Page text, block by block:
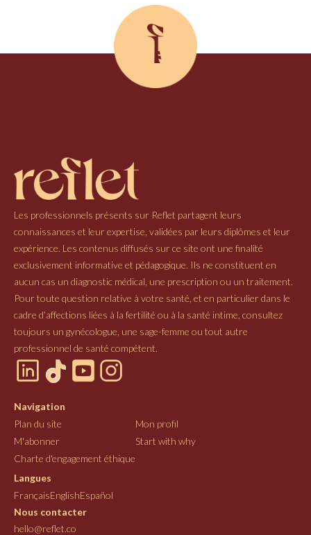
Les professionnels présents sur Reflet partagent leurs
connaissances et leur expertise, validées par leurs diplômes et leur
expérience. Les contenus diffusés sur ce site ont une finalité
exclusivement informative et pédagogique. Ils ne constituent en
aucun cas un diagnostic médical, une prescription ou un traitement.
Pour toute question relative à votre santé, et en particulier dans le
cadre d’affections liées à la fertilité ou à la santé intime, consultez
toujours un gynécologue, une sage-femme ou tout autre
professionnel de santé compétent.
Navigation
Plan du site
Mon profil
M'abonner
Start with why
Charte d'engagement éthique
Langues
FrançaisEnglishEspañol
Nous contacter
hello@reflet.co